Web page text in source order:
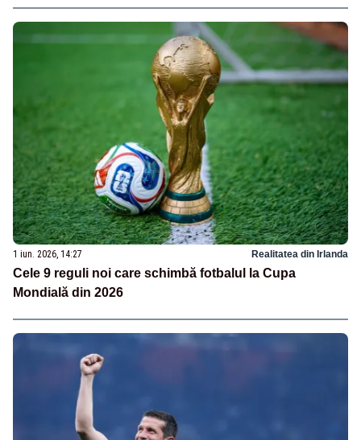
1 iun. 2026, 14:27 Realitatea din Irlanda
Cele 9 reguli noi care schimbă fotbalul la Cupa
Mondială din 2026